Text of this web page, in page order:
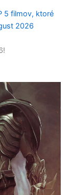
5 filmov, ktoré
2026